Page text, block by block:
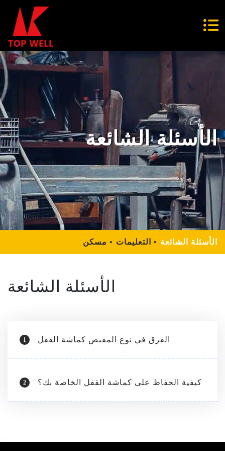
الأسئلة الشائعة
مسكن التعليمات الأسئلة الشائعة
الأسئلة الشائعة
1 الفرق في نوع المقبض كماشة القفل
2 كيفية الحفاظ على كماشة القفل الخاصة بك؟